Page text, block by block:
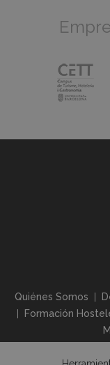
Quiénes Somos
Formación